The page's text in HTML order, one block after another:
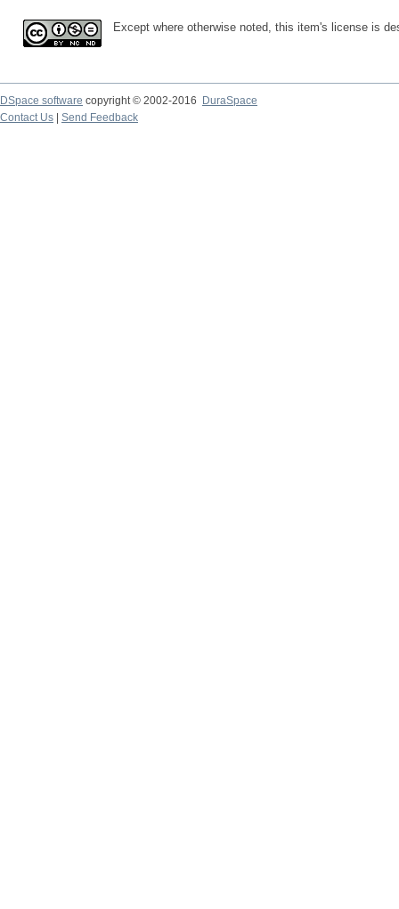
Except where otherwise noted, this item's license is
DSpace software copyright © 2002-2016
DuraSpace
Contact Us
Send Feedback